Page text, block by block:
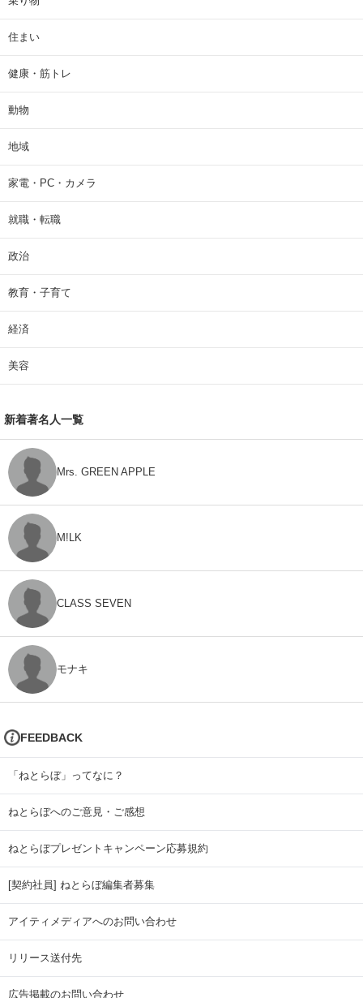
住まい
健康・筋トレ
動物
地域
家電・PC・カメラ
就職・転職
政治
教育・子育て
経済
美容
新着著名人一覧
Mrs. GREEN APPLE
M!LK
CLASS SEVEN
モナキ
FEEDBACK
「ねとらぼ」ってなに？
ねとらぼへのご意見・ご感想
ねとらぼプレゼントキャンペーン応募規約
[契約社員] ねとらぼ編集者募集
アイティメディアへのお問い合わせ
リリース送付先
広告掲載のお問い合わせ